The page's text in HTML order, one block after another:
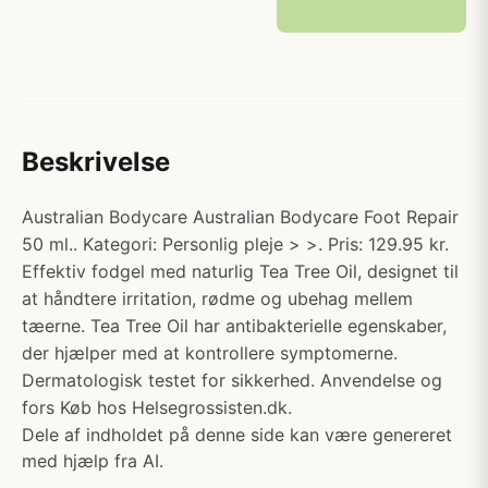
Beskrivelse
Australian Bodycare Australian Bodycare Foot Repair
50 ml.. Kategori: Personlig pleje > >. Pris: 129.95 kr.
Effektiv fodgel med naturlig Tea Tree Oil, designet til
at håndtere irritation, rødme og ubehag mellem
tæerne. Tea Tree Oil har antibakterielle egenskaber,
der hjælper med at kontrollere symptomerne.
Dermatologisk testet for sikkerhed. Anvendelse og
fors Køb hos Helsegrossisten.dk.
Dele af indholdet på denne side kan være genereret
med hjælp fra AI.